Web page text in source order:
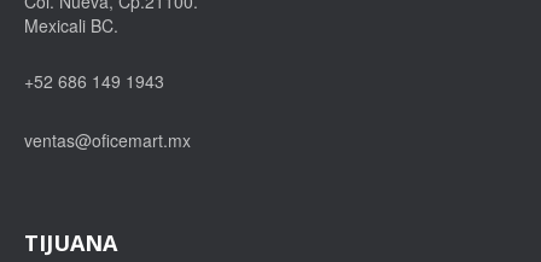
Mexicali BC.
+52 686 149 1943
ventas@oficemart.mx
TIJUANA